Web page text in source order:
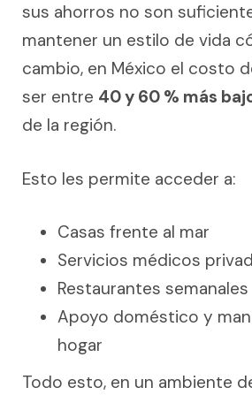
sus ahorros no son
mantener un estilo de vida
cambio, en México el costo
ser entre 40 y 60 % más
de la región.
Esto les permite acceder a:
Casas frente al mar
Servicios médicos
Restaurantes semanales
Apoyo doméstico y
hogar
Todo esto, en un ambiente